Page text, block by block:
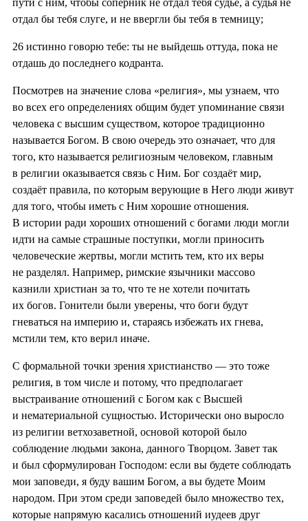
отдал бы тебя слуге, и не ввергли бы тебя в темницу;
26 истинно говорю тебе: ты не выйдешь оттуда, пока не
отдашь до последнего кодранта.
Посмотрев на значение слова «религия», мы узнаем, что
во всех его определениях общим будет упоминание связи
человека с высшим существом, которое традиционно
называется Богом. В свою очередь это означает, что для
того, кто называется религиозным человеком, главным
в религии оказывается связь с Ним. Бог создаёт мир,
создаёт правила, по которым верующие в Него люди живут
для того, чтобы иметь с Ним хорошие отношения.
В истории ради хороших отношений с богами люди могли
идти на самые страшные поступки, могли приносить
человеческие жертвы, могли мстить тем, кто их веры
не разделял. Например, римские язычники массово
казнили христиан за то, что те не хотели почитать
их богов. Гонители были уверены, что боги будут
гневаться на империю и, стараясь избежать их гнева,
мстили тем, кто верил иначе.
С формальной точки зрения христианство — это тоже
религия, в том числе и потому, что предполагает
выстраивание отношений с Богом как с Высшей
и нематериальной сущностью. Исторически оно выросло
из религии ветхозаветной, основой которой было
соблюдение людьми закона, данного Творцом. Завет так
и был сформулирован Господом: если вы будете соблюдать
мои заповеди, я буду вашим Богом, а вы будете Моим
народом. При этом среди заповедей было множество тех,
которые напрямую касались отношений иудеев друг